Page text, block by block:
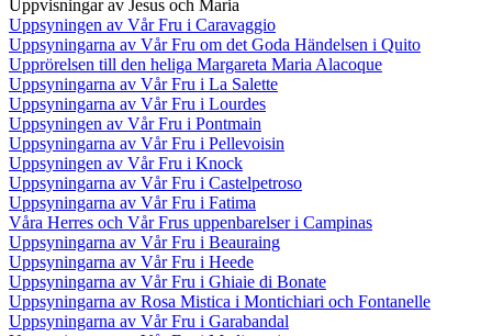
Uppvisningar av Jesus och Maria
Uppsyningen av Vår Fru i Caravaggio
Uppsyningarna av Vår Fru om det Goda Händelsen i Quito
Upprörelsen till den heliga Margareta Maria Alacoque
Uppsyningarna av Vår Fru i La Salette
Uppsyningarna av Vår Fru i Lourdes
Uppsyningen av Vår Fru i Pontmain
Uppsyningarna av Vår Fru i Pellevoisin
Uppsyningen av Vår Fru i Knock
Uppsyningarna av Vår Fru i Castelpetroso
Uppsyningarna av Vår Fru i Fatima
Våra Herres och Vår Frus uppenbarelser i Campinas
Uppsyningarna av Vår Fru i Beauraing
Uppsyningarna av Vår Fru i Heede
Uppsyningarna av Vår Fru i Ghiaie di Bonate
Uppsyningarna av Rosa Mistica i Montichiari och Fontanelle
Uppsyningarna av Vår Fru i Garabandal